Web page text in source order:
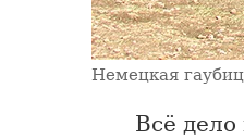
Немецкая
Всё